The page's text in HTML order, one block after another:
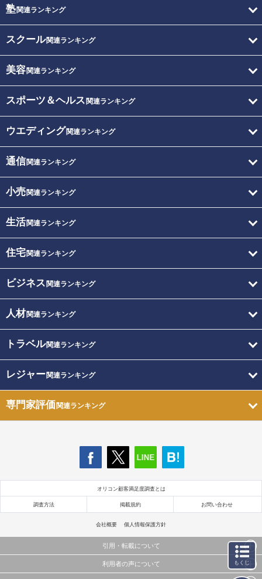
塾関連ランキング
スクール関連ランキング
美容関連ランキング
スポーツ＆ヘルス 関連ランキング
ウエディング関連ランキング
通信関連ランキング
小売関連ランキング
生活関連ランキング
住宅関連ランキング
ビジネス 関連ランキング
人材関連ランキング
トラベル関連ランキング
レジャー関連ランキング
専門家評価関連ランキング
オリコン顧客満足度調査とは
調査方法 掲載規約 お問い合わせ
会社概要 個人情報保護方針
引用・転載について
当サイトで公開されている情報（文字、写真、イラスト、画像データ等）及びこれらの配置・
利用者の声について もくじ